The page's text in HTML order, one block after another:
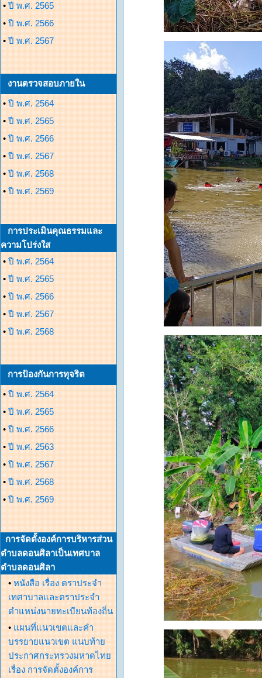
• ปี พ.ศ. 2565
• ปี พ.ศ. 2566
• ปี พ.ศ. 2567
งานตรวจสอบภายใน
• ปี พ.ศ. 2564
• ปี พ.ศ. 2565
• ปี พ.ศ. 2566
• ปี พ.ศ. 2567
• ปี พ.ศ. 2568
• ปี พ.ศ. 2569
การประเมินคุณธรรมและ
ความโปร่งใส
• ปี พ.ศ. 2564
• ปี พ.ศ. 2565
• ปี พ.ศ. 2566
• ปี พ.ศ. 2567
• ปี พ.ศ. 2568
การป้องกันการทุจริต
• ปี พ.ศ. 2564
• ปี พ.ศ. 2565
• ปี พ.ศ. 2566
• ปี พ.ศ. 2563
• ปี พ.ศ. 2567
• ปี พ.ศ. 2568
• ปี พ.ศ. 2569
การจัดตั้งองค์การบริหารส่วน
ตำบลดอนศิลาเป็นเทศบาล
ตำบลดอนศิลา
• หนังสือ เรื่อง ตราประจำ
เทศาบาลและตราประจำ
ตำแหน่งนายทะเบียนท้องถิ่น
• แผนที่แนวเขตและคำ
บรรยายแนวเขต แนบท้าย
ประกาศกระทรวงมหาดไทย
เรื่อง การจัดตั้งองค์การ